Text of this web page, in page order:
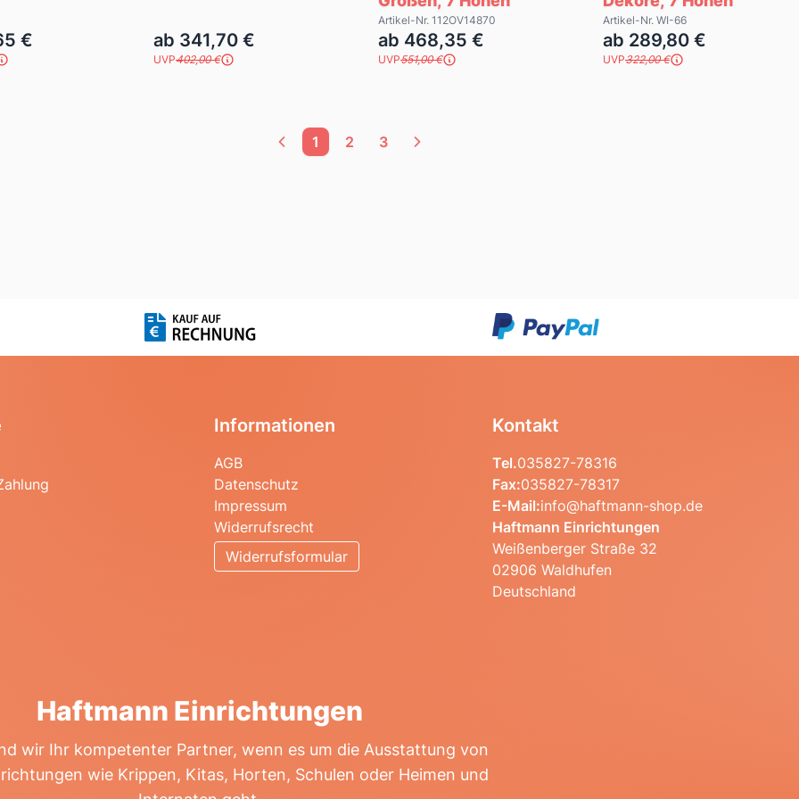
€ ab 341,70 €
UVP402,00 €
Artikel-Nr. 112OV14870
ab 468,35 €
UVP551,00 €
Artikel-Nr. WI-66
ab 289,80 €
UVP322,00 €
1 2 3
Informationen
AGB
Datenschutz
Impressum
Widerrufsrecht
Widerrufsformular
Kontakt
Tel.035827-78316
Fax:035827-78317
E-Mail:info@haftmann-shop.de
Haftmann Einrichtungen
Weißenberger Straße 32
02906 Waldhufen
Deutschland
Haftmann Einrichtungen
wir Ihr kompetenter Partner, wenn es um die Ausstattung von
wie Krippen, Kitas, Horten, Schulen oder Heimen und